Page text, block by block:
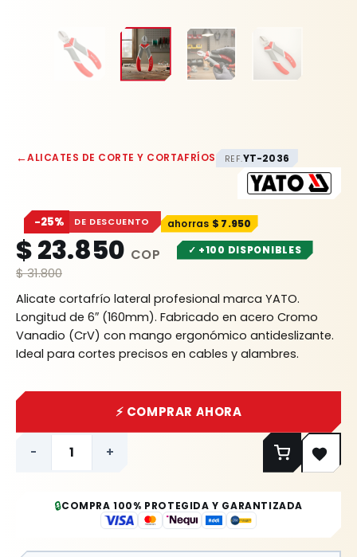
←ALICATES DE CORTE Y CORTAFRÍOS REF.YT-2036
−25% DE DESCUENTO $ 7.950
$31.800
$23.850 ✓ +100 DISPONIBLES
Alicate cortafrío lateral profesional marca YATO.
Longitud de 6″ (160mm). Fabricado en acero Cromo
Vanadio (CrV) con mango ergonómico antideslizante.
Ideal para cortes precisos en cables y alambres.
- +
⚡ COMPRAR AHORA
🔒COMPRA 100% PROTEGIDA Y GARANTIZADA